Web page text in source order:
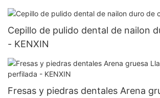
herramientas de cepillo de pulido
postiza
Cepillo de pulido dental de nailon
- KENXIN
Fresas y piedras dentales Arena